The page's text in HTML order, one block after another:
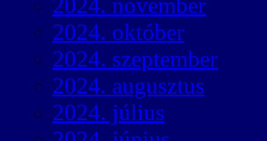
2024. október
2024. szeptember
2024. augusztus
2024. július